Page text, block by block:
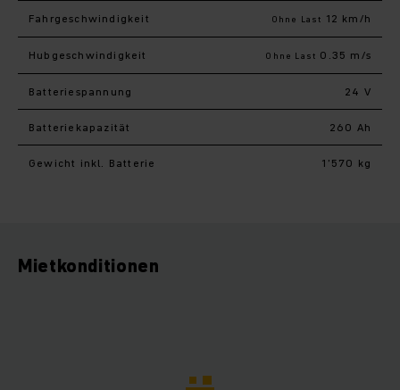
Fahr­geschwindigkeit Ohne Last 12 km/h
Hub­geschwindigkeit Ohne Last 0.35 m/s
Batteriespannung 24 V
Batteriekapazität 260 Ah
Gewicht inkl. Batterie 1’570 kg
Mietkonditionen